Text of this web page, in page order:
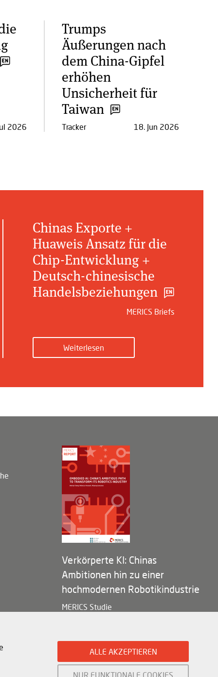
ALLE AKZEPTIEREN
NUR FUNKTIONALE COOKIES
2026
Trumps
Äußerungen nach
dem China-Gipfel
erhöhen
Unsicherheit für
Taiwan
Tracker 18. Jun 2026
Chinas Exporte +
Huaweis Ansatz für die
Chip-Entwicklung +
Deutsch-chinesische
Handelsbeziehungen
MERICS Briefs
Weiterlesen
Verkörperte KI: Chinas
Ambitionen hin zu einer
hochmodernen Robotikindustrie
MERICS Studie